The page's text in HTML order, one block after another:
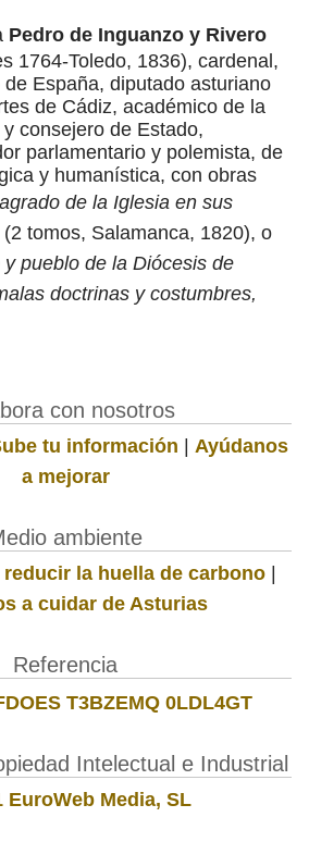
Pedro de Inguanzo y Rivero
1764-Toledo, 1836), cardenal,
España, diputado asturiano
de Cádiz, académico de la
consejero de Estado,
parlamentario y polemista, de
y humanística, con obras
de la Iglesia en sus
(2 tomos, Salamanca, 1820), o
pueblo de la Diócesis de
doctrinas y costumbres,
con nosotros
tu información | Ayúdanos
a mejorar
ambiente
la huella de carbono|
a cuidar de Asturias
Referencia
T3BZEMQ 0LDL4GT
Intelectual e Industrial
EuroWeb Media, SL